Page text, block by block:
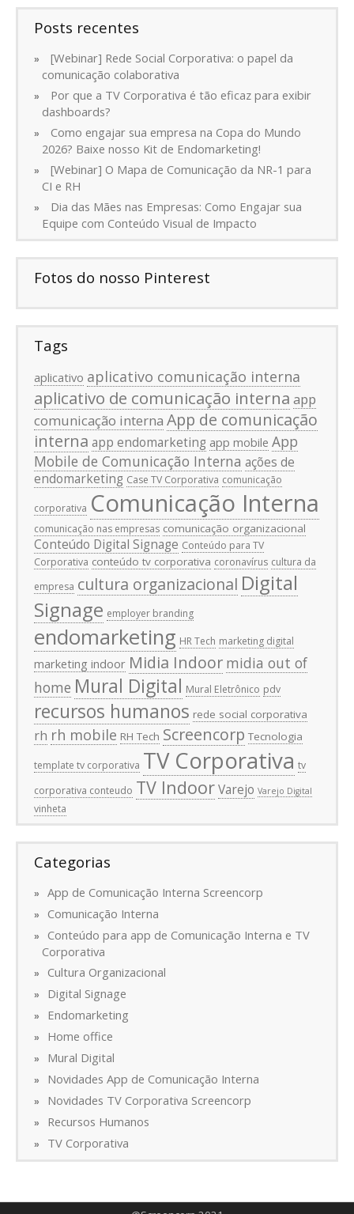
Posts recentes
[Webinar] Rede Social Corporativa: o papel da
comunicação colaborativa
Por que a TV Corporativa é tão eficaz para exibir
dashboards?
Como engajar sua empresa na Copa do Mundo
2026? Baixe nosso Kit de Endomarketing!
[Webinar] O Mapa de Comunicação da NR-1 para
CI e RH
Dia das Mães nas Empresas: Como Engajar sua
Equipe com Conteúdo Visual de Impacto
Fotos do nosso Pinterest
Tags
aplicativo aplicativo comunicação interna
aplicativo de comunicação interna app
comunicação interna App de comunicação
interna app endomarketing app mobile App
Mobile de Comunicação Interna ações de
endomarketing Case TV Corporativa comunicação
corporativa Comunicação Interna
comunicação nas empresas comunicação organizacional
Conteúdo Digital Signage Conteúdo para TV
Corporativa conteúdo tv corporativa coronavírus cultura da
empresa cultura organizacional Digital
Signage employer branding
endomarketing HR Tech marketing digital
marketing indoor Midia Indoor midia out of
home Mural Digital Mural Eletrônico pdv
recursos humanos rede social corporativa
rh rh mobile RH Tech Screencorp Tecnologia
template tv corporativa TV Corporativa tv
corporativa conteudo TV IndoorVarejo Varejo Digital
vinheta
Categorias
App de Comunicação Interna Screencorp
Comunicação Interna
Conteúdo para app de Comunicação Interna e TV
Corporativa
Cultura Organizacional
Digital Signage
Endomarketing
Home office
Mural Digital
Novidades App de Comunicação Interna
Novidades TV Corporativa Screencorp
Recursos Humanos
TV Corporativa